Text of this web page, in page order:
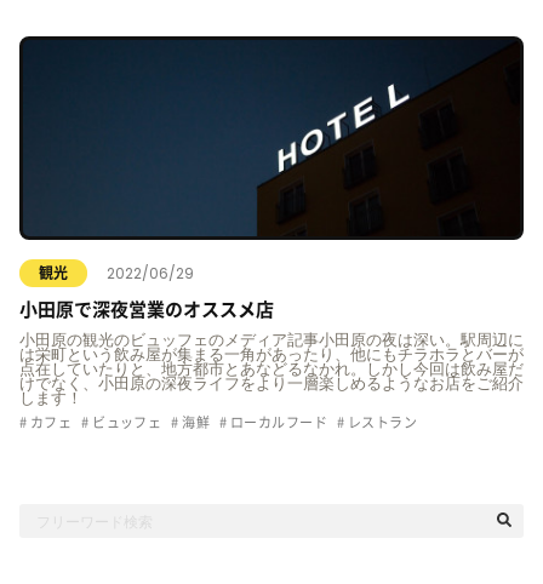
観光 2022/06/29
小田原で深夜営業のオススメ店
小田原の観光のビュッフェのメディア記事小田原の夜は深い。駅周辺に
は栄町という飲み屋が集まる一角があったり、他にもチラホラとバーが
点在していたりと、地方都市とあなどるなかれ。しかし今回は飲み屋だ
けでなく、小田原の深夜ライフをより一層楽しめるようなお店をご紹介
します！
カフェ ビュッフェ 海鮮 ローカルフード レストラン